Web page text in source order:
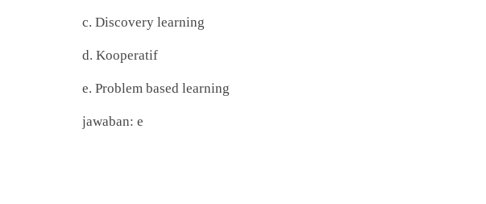
c. Discovery learning
d. Kooperatif
e. Problem based learning
jawaban: e